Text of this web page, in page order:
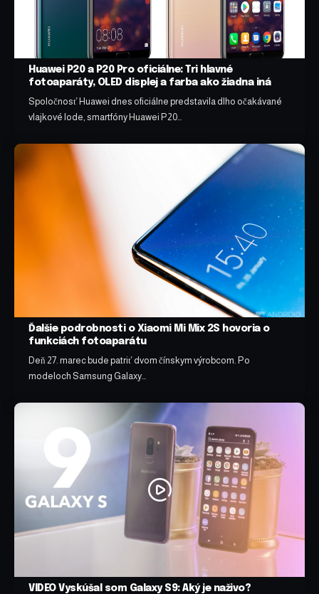
Huawei P20 a P20 Pro oficiálne: Tri hlavné
fotoaparáty, OLED displej a farba ako žiadna iná
Spoločnosť Huawei dnes oficiálne predstavila dlho očakávané
vlajkové lode, smartfóny Huawei P20…
Ďalšie podrobnosti o Xiaomi Mi Mix 2S hovoria o
funkciách fotoaparátu
Deň 27. marec bude patriť dvom čínskym výrobcom. Po
modeloch Samsung Galaxy…
VIDEO Vyskúšal som Galaxy S9: Aký je naživo?